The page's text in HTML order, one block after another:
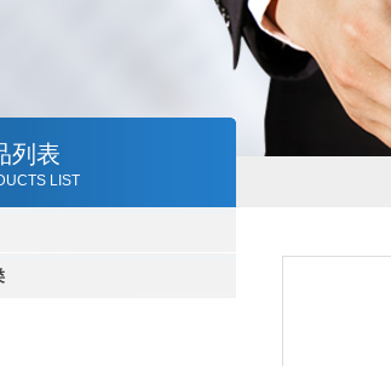
列表
LIST